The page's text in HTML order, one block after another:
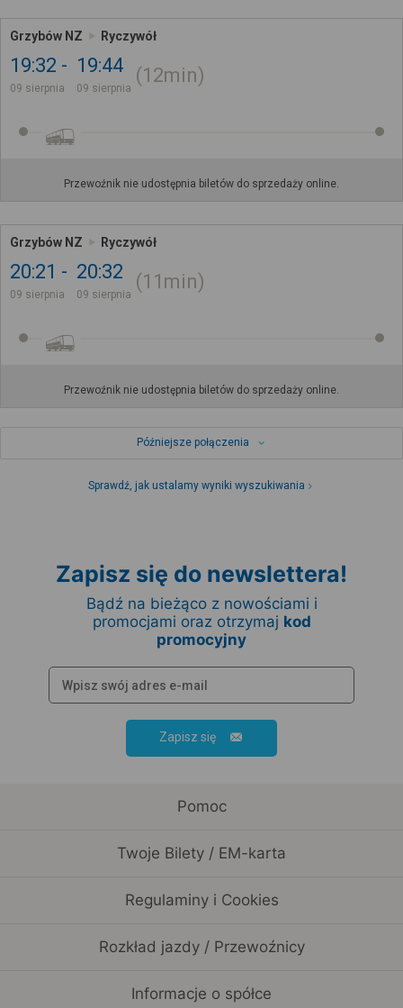
Grzybów NZ Ryczywół
19:32
09 sierpnia
19:44
09 sierpnia
12min
Przewoźnik nie udostępnia biletów do sprzedaży online.
Grzybów NZ Ryczywół
20:21
09 sierpnia
20:32
09 sierpnia
11min
Przewoźnik nie udostępnia biletów do sprzedaży online.
Późniejsze połączenia
Sprawdź, jak ustalamy wyniki wyszukiwania
Zapisz się do newslettera!
Bądź na bieżąco z nowościami i
promocjami oraz otrzymaj kod
promocyjny
Zapisz się
Pomoc
Twoje Bilety / EM-karta
Regulaminy i Cookies
Rozkład jazdy / Przewoźnicy
Informacje o spółce